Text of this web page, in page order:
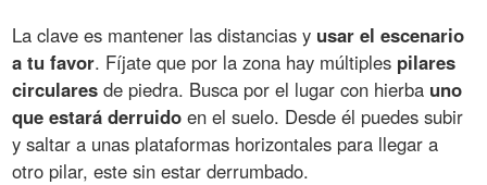
La clave es mantener las distancias y usar el escenario
a tu favor. Fíjate que por la zona hay múltiples pilares
circulares de piedra. Busca por el lugar con hierba uno
que estará derruido en el suelo. Desde él puedes subir
y saltar a unas plataformas horizontales para llegar a
otro pilar, este sin estar derrumbado.